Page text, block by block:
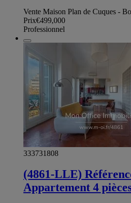
Vente Maison Plan de Cuques -
Prix€499,000
Professionnel
333731808
(4861-LLE)
Appartement 4